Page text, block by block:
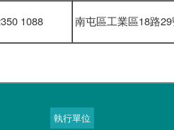
1088 南屯區工業區18路
執行單位